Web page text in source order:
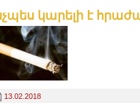
կարելի է
13.02.2018